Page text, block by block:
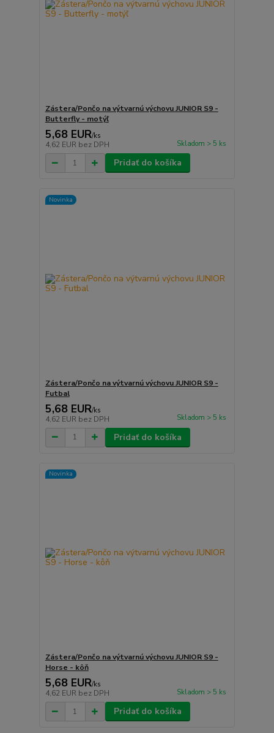
Zástera/Pončo na výtvarnú výchovu JUNIOR S9 -
Butterfly - motýľ
5,68 EUR/ks
4,62 EUR bez DPH Skladom > 5 ks
Pridať do košíka
Novinka
Zástera/Pončo na výtvarnú výchovu JUNIOR S9 -
Futbal
5,68 EUR/ks
4,62 EUR bez DPH Skladom > 5 ks
Pridať do košíka
Novinka
Zástera/Pončo na výtvarnú výchovu JUNIOR S9 -
Horse - kôň
5,68 EUR/ks
4,62 EUR bez DPH Skladom > 5 ks
Pridať do košíka